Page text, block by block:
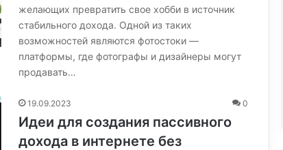
желающих превратить свое хобби в источник
стабильного дохода. Одной из таких
возможностей являются фотостоки —
платформы, где фотографы и дизайнеры могут
продавать…
19.09.2023 0
Идеи для создания пассивного
дохода в интернете без